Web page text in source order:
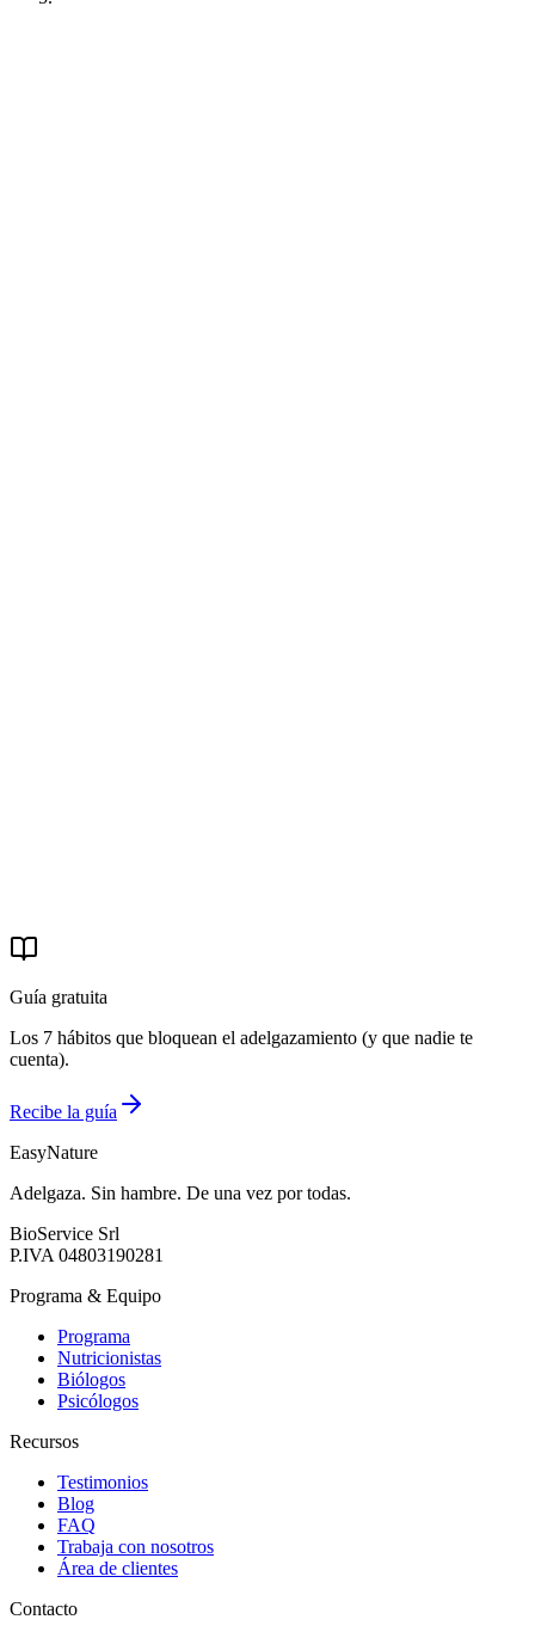
Guía gratuita
Los 7 hábitos que bloquean el adelgazamiento (y que nadie te
cuenta).
Recibe la guía
EasyNature
Adelgaza. Sin hambre. De una vez por todas.
BioService Srl
P.IVA 04803190281
Programa & Equipo
Programa
Nutricionistas
Biólogos
Psicólogos
Recursos
Testimonios
Blog
FAQ
Trabaja con nosotros
Área de clientes
Contacto